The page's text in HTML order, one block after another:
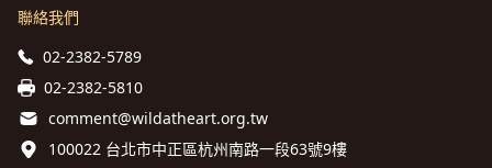
聯絡我們
02-2382-5789
02-2382-5810
comment@wildatheart.org.tw
100022 台北市中正區杭州南路一段63號9樓